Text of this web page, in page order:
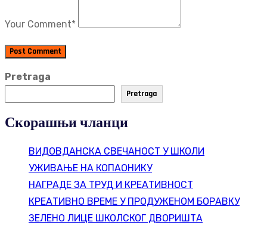
Your Comment*
Post Comment
Pretraga
Pretraga
Скорашњи чланци
ВИДОВДАНСКА СВЕЧАНОСТ У ШКОЛИ
УЖИВАЊЕ НА КОПАОНИКУ
НАГРАДЕ ЗА ТРУД И КРЕАТИВНОСТ
КРЕАТИВНО ВРЕМЕ У ПРОДУЖЕНОМ БОРАВКУ
ЗЕЛЕНО ЛИЦЕ ШКОЛСКОГ ДВОРИШТА